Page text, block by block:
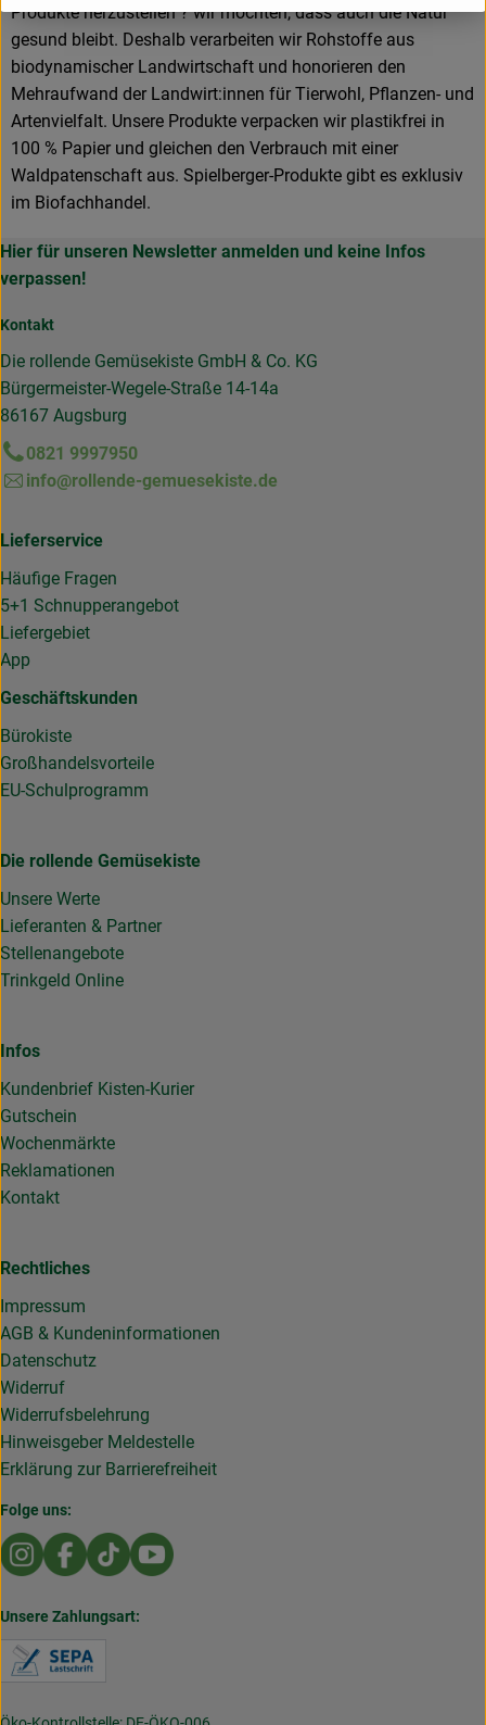
Produkte herzustellen ? wir möchten, dass auch die Natur
gesund bleibt. Deshalb verarbeiten wir Rohstoffe aus
biodynamischer Landwirtschaft und honorieren den
Mehraufwand der Landwirt:innen für Tierwohl, Pflanzen- und
Artenvielfalt. Unsere Produkte verpacken wir plastikfrei in
100 % Papier und gleichen den Verbrauch mit einer
Waldpatenschaft aus. Spielberger-Produkte gibt es exklusiv
im Biofachhandel.
Hier für unseren Newsletter anmelden und keine Infos
verpassen!
Kontakt
Die rollende Gemüsekiste GmbH & Co. KG
Bürgermeister-Wegele-Straße 14-14a
86167 Augsburg
0821 9997950
info@rollende-gemuesekiste.de
Lieferservice
Häufige Fragen
5+1 Schnupperangebot
Liefergebiet
App
Geschäftskunden
Bürokiste
Großhandelsvorteile
EU-Schulprogramm
Die rollende Gemüsekiste
Unsere Werte
Lieferanten & Partner
Stellenangebote
Trinkgeld Online
Infos
Kundenbrief Kisten-Kurier
Gutschein
Wochenmärkte
Reklamationen
Kontakt
Rechtliches
Impressum
AGB & Kundeninformationen
Datenschutz
Widerruf
Widerrufsbelehrung
Hinweisgeber Meldestelle
Erklärung zur Barrierefreiheit
Folge uns:
Externer Link zu https://www.instagram.com/
Externer Link zu https://www.facebook.com/
Externer Link zu https://www.tiktok.com/
Externer Link zu https://
Unsere Zahlungsart: